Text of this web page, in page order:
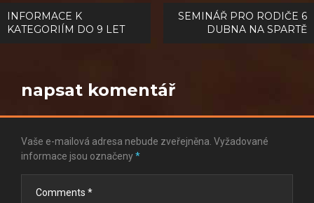
Navigace
pro
INFORMACE K
KATEGORIÍM DO 9 LET
SEMINÁŘ PRO RODIČE 6
DUBNA NA SPARTĚ
napsat komentář
Vaše e-mailová adresa nebude zveřejněna. Vyžadované
informace jsou označeny*